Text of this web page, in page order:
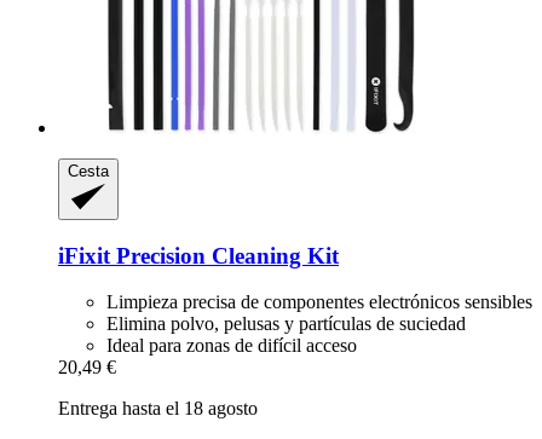
Cesta
iFixit Precision Cleaning Kit
Limpieza precisa de componentes electrónicos sensibles
Elimina polvo, pelusas y partículas de suciedad
Ideal para zonas de difícil acceso
20,49 €
Entrega hasta el 18 agosto